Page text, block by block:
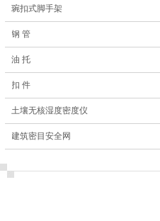
琬扣式脚手架
钢 管
油 托
扣 件
土壤无核湿度密度仪
建筑密目安全网